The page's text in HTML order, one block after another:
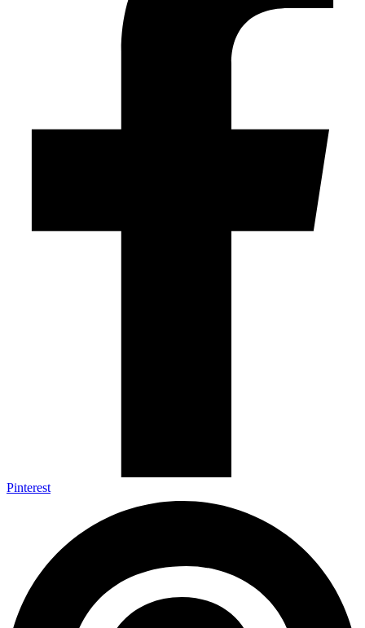
Pinterest